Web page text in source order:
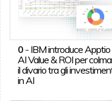
0- IBM introduce Apptio
AI Value & ROI per
il divario tra gli
in AI